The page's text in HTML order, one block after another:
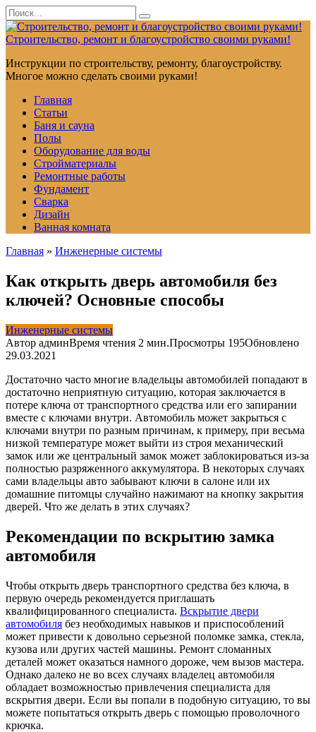
Перейти
к
контенту
Search
for:
Строительство, ремонт и благоустройство своими руками!
Инструкции по строительству, ремонту, благоустройству.
Многое можно сделать своими руками!
Главная
Статьи
Баня и сауна
Полы
Оборудование для воды
Стройматериалы
Ремонтные работы
Фундамент
Сварка
Дизайн
Ванная комната
Главная » Инженерные системы
Как открыть дверь автомобиля без
ключей? Основные способы
Инженерные системы
Автор админВремя чтения 2 мин.Просмотры 195Обновлено
29.03.2021
Достаточно часто многие владельцы автомобилей попадают в
достаточно неприятную ситуацию, которая заключается в
потере ключа от транспортного средства или его запирании
вместе с ключами внутри. Автомобиль может закрыться с
ключами внутри по разным причинам, к примеру, при весьма
низкой температуре может выйти из строя механический
замок или же центральный замок может заблокироваться из-за
полностью разряженного аккумулятора. В некоторых случаях
сами владельцы авто забывают ключи в салоне или их
домашние питомцы случайно нажимают на кнопку закрытия
дверей. Что же делать в этих случаях?
Рекомендации по вскрытию замка
автомобиля
Чтобы открыть дверь транспортного средства без ключа, в
первую очередь рекомендуется приглашать
квалифицированного специалиста. Вскрытие двери
автомобиля без необходимых навыков и приспособлений
может привести к довольно серьезной поломке замка, стекла,
кузова или других частей машины. Ремонт сломанных
деталей может оказаться намного дороже, чем вызов мастера.
Однако далеко не во всех случаях владелец автомобиля
обладает возможностью привлечения специалиста для
вскрытия двери. Если вы попали в подобную ситуацию, то вы
можете попытаться открыть дверь с помощью проволочного
крючка.